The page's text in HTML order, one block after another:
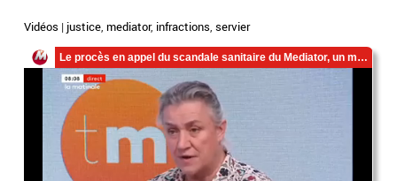
Vidéos | justice,mediator, infractions,servier